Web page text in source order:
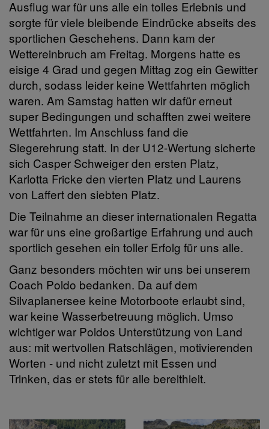
Ausflug war für uns alle ein tolles Erlebnis und
sorgte für viele bleibende Eindrücke abseits des
sportlichen Geschehens. Dann kam der
Wettereinbruch am Freitag. Morgens hatte es
eisige 4 Grad und gegen Mittag zog ein Gewitter
durch, sodass leider keine Wettfahrten möglich
waren. Am Samstag hatten wir dafür erneut
super Bedingungen und schafften zwei weitere
Wettfahrten. Im Anschluss fand die
Siegerehrung statt. In der U12-Wertung sicherte
sich Casper Schweiger den ersten Platz,
Karlotta Fricke den vierten Platz und Laurens
von Laffert den siebten Platz.
Die Teilnahme an dieser internationalen Regatta
war für uns eine großartige Erfahrung und auch
sportlich gesehen ein toller Erfolg für uns alle.
Ganz besonders möchten wir uns bei unserem
Coach Poldo bedanken. Da auf dem
Silvaplanersee keine Motorboote erlaubt sind,
war keine Wasserbetreuung möglich. Umso
wichtiger war Poldos Unterstützung von Land
aus: mit wertvollen Ratschlägen, motivierenden
Worten - und nicht zuletzt mit Essen und
Trinken, das er stets für alle bereithielt.